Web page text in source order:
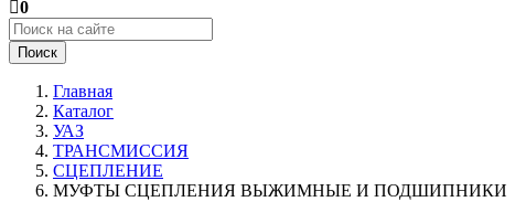
0
Поиск
Главная
Каталог
УАЗ
ТРАНСМИССИЯ
СЦЕПЛЕНИЕ
МУФТЫ СЦЕПЛЕНИЯ ВЫЖИМНЫЕ И ПОДШИПНИКИ